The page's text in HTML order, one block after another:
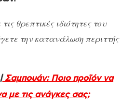
θρεπτικές ιδιότητες του
την κατανάλωση περιττής
Σαμπουάν: Ποιο προϊόν να
με τις ανάγκες σας;